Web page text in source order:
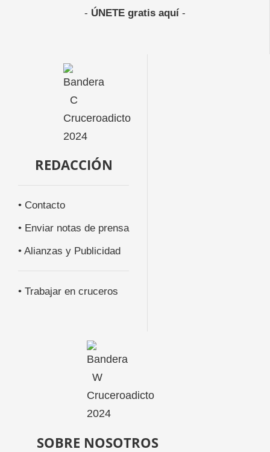
- ÚNETE gratis aquí-
REDACCIÓN
• Contacto
• Enviar notas de prensa
• Alianzas y Publicidad
• Trabajar en cruceros
SOBRE NOSOTROS